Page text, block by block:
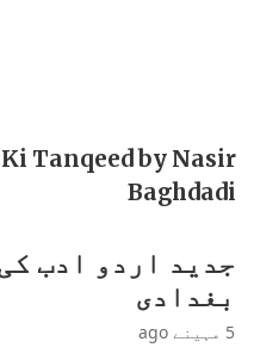
Ki Tanqeed by Nasir
Baghdadi
جدید اردو ادب
بغدادی
5 مہینے ago